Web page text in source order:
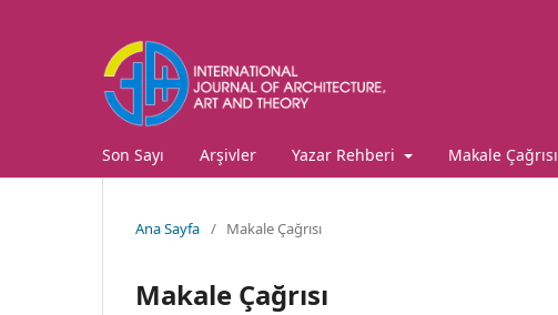
Son Sayı Arşivler Yazar Rehberi Makale Çağrısı
Ana Sayfa / Makale Çağrısı
Makale Çağrısı